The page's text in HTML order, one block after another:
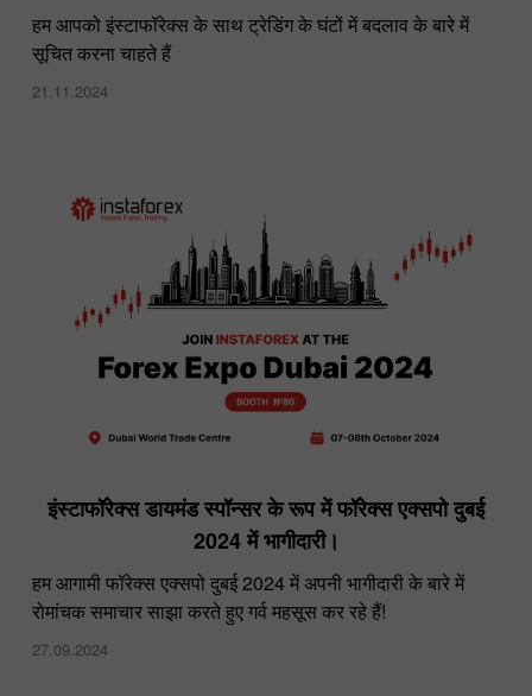
हम आपको इंस्टाफॉरेक्स के साथ ट्रेडिंग के घंटों में बदलाव के बारे में
सूचित करना चाहते हैं
21.11.2024
इंस्टाफॉरेक्स डायमंड स्पॉन्सर के रूप में फॉरेक्स एक्सपो दुबई
2024 में भागीदारी।
हम आगामी फॉरेक्स एक्सपो दुबई 2024 में अपनी भागीदारी के बारे में
रोमांचक समाचार साझा करते हुए गर्व महसूस कर रहे हैं!
27.09.2024